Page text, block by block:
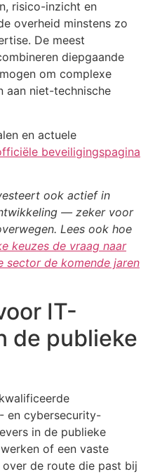
risico-inzicht en
overheid minstens zo
De meest
diepgaande
om complexe
aan niet-technische
en actuele
beveiligingspagina
ook actief in
— zeker voor
Lees ook hoe
keuzes de vraag naar
sector de komende jaren
IT-
de publieke
en cybersecurity-
in de publieke
of een vaste
de route die past bij